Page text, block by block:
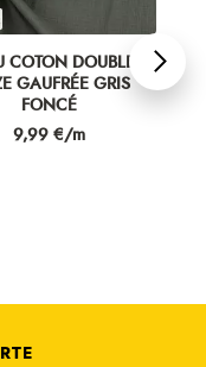
COTON DOUBLE
GAUFRÉE GRIS
FONCÉ
Prix
9,99 €/m